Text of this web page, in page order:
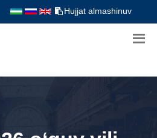
Hujjat almashinuv